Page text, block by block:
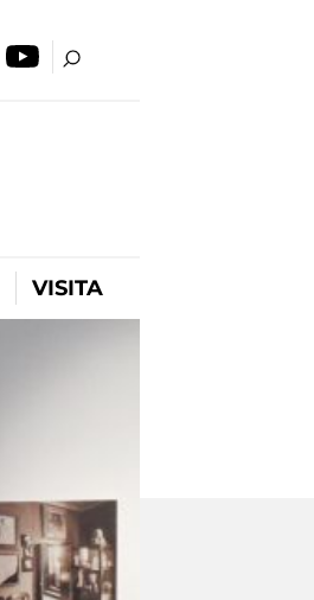
VISITA